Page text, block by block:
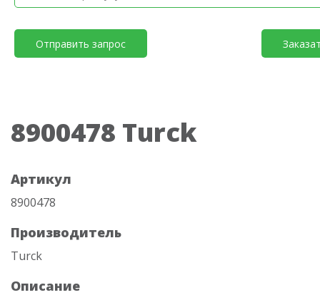
Отправить запрос
8900478 Turck
Артикул
8900478
Производитель
Turck
Описание